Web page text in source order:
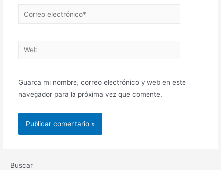
Guarda mi nombre, correo electrónico y web en este
navegador para la próxima vez que comente.
Buscar